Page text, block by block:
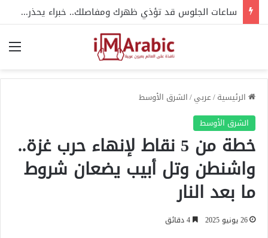
ساعات الجلوس قد تؤذي ظهرك ومفاصلك.. خبراء يحذرون
الرئيسية/عربي/الشرق الأوسط
الشرق الأوسط
خطة من 5 نقاط لإنهاء حرب غزة..
واشنطن وتل أبيب يضعان شروط
ما بعد النار
26 يونيو 2025